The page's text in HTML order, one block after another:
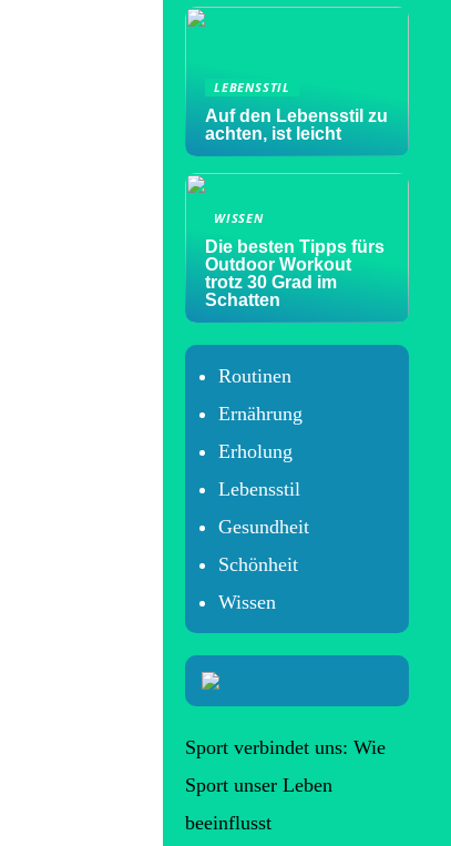
LEBENSSTIL
Auf den Lebensstil zu
achten, ist leicht
WISSEN
Die besten Tipps fürs
Outdoor Workout
trotz 30 Grad im
Schatten
Routinen
Ernährung
Erholung
Lebensstil
Gesundheit
Schönheit
Wissen
Sport verbindet uns: Wie
Sport unser Leben
beeinflusst